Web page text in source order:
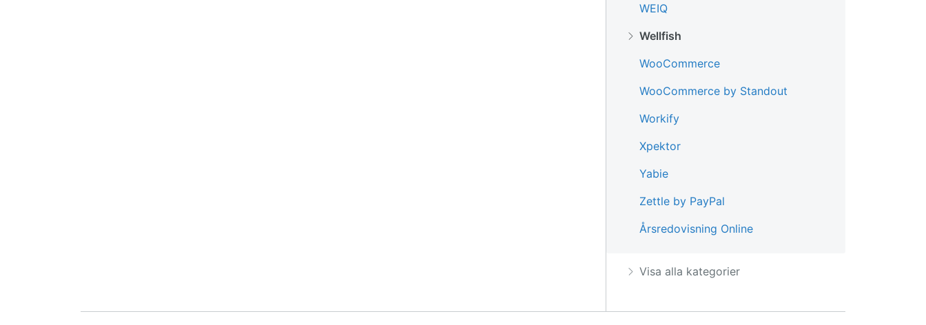
WEIQ
Wellfish
WooCommerce
WooCommerce by Standout
Workify
Xpektor
Yabie
Zettle by PayPal
Årsredovisning Online
Visa alla kategorier